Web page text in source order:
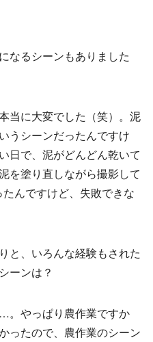
なるシーンもありました
当に大変でした（笑）。泥
うシーンだったんですけ
日で、泥がどんどん乾いて
を塗り直しながら撮影して
んですけど、失敗できな
と、いろんな経験もされた
ーンは？
やっぱり農作業ですか
ったので、農作業のシーン